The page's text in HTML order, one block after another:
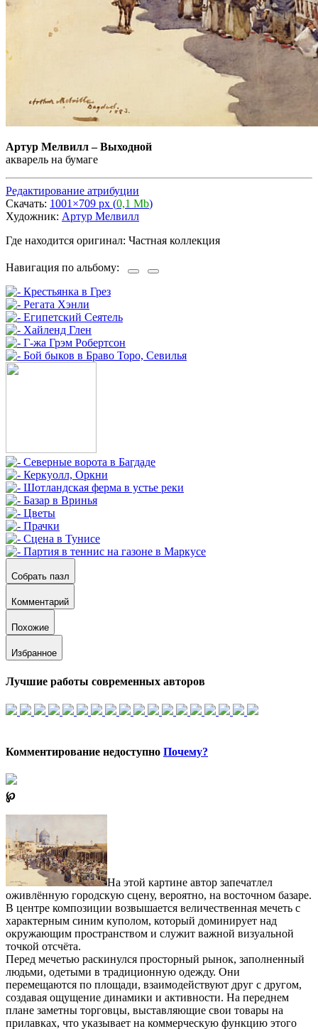
Артур Мелвилл–Выходной
акварель на бумаге
Редактирование атрибуции
Скачать: 1001×709 px (0,1 Mb)
Художник: Артур Мелвилл
Где находится оригинал: Частная коллекция
Навигация по альбому:
Собрать пазл
Комментарий
Похожие
Избранное
Лучшие работы современных авторов
Комментирование недоступно Почему?
℘
На этой картине автор запечатлел
оживлённую городскую сцену, вероятно, на восточном базаре.
В центре композиции возвышается величественная мечеть с
характерным синим куполом, который доминирует над
окружающим пространством и служит важной визуальной
точкой отсчёта.
Перед мечетью раскинулся просторный рынок, заполненный
людьми, одетыми в традиционную одежду. Они
перемещаются по площади, взаимодействуют друг с другом,
создавая ощущение динамики и активности. На переднем
плане заметны торговцы, выставляющие свои товары на
прилавках, что указывает на коммерческую функцию этого